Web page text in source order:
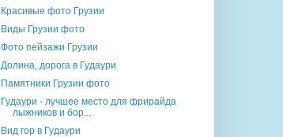
Красивые фото Грузии
Виды Грузии фото
Фото пейзажи Грузии
Долина, дорога в Гудаури
Памятники Грузии фото
Гудаури - лучшее место для фрирайда
лыжников и бор...
Вид гор в Гудаури